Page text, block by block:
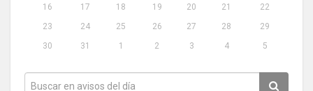
16
17 18 19 20 21
22
23
24 25 26 27 28
29
30
31 1 2 3 4 5